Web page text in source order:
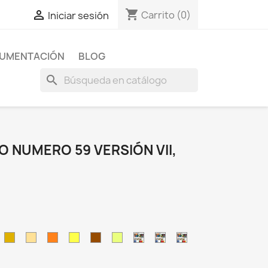
 Iniciar sesión shopping_cart Carrito (0)
BLOG
search
NUMERO 59 VERSIÓN VII,
lima. amarillo_fluorescente.
dorado_espejo.
cromado.